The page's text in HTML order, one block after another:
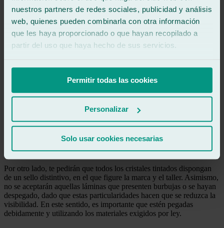
nuestros partners de redes sociales, publicidad y análisis
web, quienes pueden combinarla con otra información
que les haya proporcionado o que hayan recopilado a
partir del uso que haya hecho de sus servicios.
Permitir todas las cookies
Personalizar
Solo usar cookies necesarias
Cuidar de la naturaleza es, junto con los clientes, una de
nuestras mayores prioridades. Es por ello que utilizamos
materiales reciclados para la fabricación de nuestras piezas y
reducir así la contaminación.
Si quieres pasar la ITV con los cristales
tintados...
Cuando debas pasar la ITV y acabes de realizar un tintado de lunas
precio, es obligatorio que tengas homologados los cristales. Por un
lado, te exigirán el certificado de homologación emitido por el
realizado el tintado de lunas. En Ralarsa, no tendrás que preocuparte
de nada porque te daremos el certificado al finalizar el servicio.
Por otro lado, te pedirán que todos los cristales tintados dispongan
de un sello distintivo, en el que figure la marca y el taller. Asimismo,
no se aceptarán aquellas láminas que presenten burbujas o se hayan
despegado, dado que estas particularidades hacen que se reduzca la
visibilidad. En este sentido, es importante que estén pegadas
debidamente y utilizando los materiales exigidos por ley.